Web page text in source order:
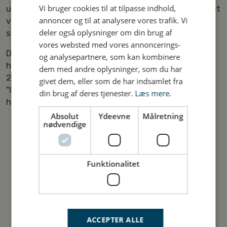
udpegningen af Lillebælt som Naturnationalpark. Det
vil ske ved konkret at vise og folkeliggøre et antal
særlige træk ved Lillebælt gennem fotokunst.
Den mobile udstilling kommer til at besøge 10-12
havnebyer i Lillebælt i løbet af sommeren 2027 og
2028. Følg med her på siden, hvis du vil vide hvornår
"Oppefra, nedefra, helt tæt på" kommer forbi en
havn nær dig.
Vi bruger cookies til at tilpasse indhold,
annoncer og til at analysere vores trafik. Vi
deler også oplysninger om din brug af
vores websted med vores annoncerings-
og analysepartnere, som kan kombinere
dem med andre oplysninger, som du har
givet dem, eller som de har indsamlet fra
din brug af deres tjenester. Læs mere.
Absolut
nødvendige
Ydeevne Målretning
Funktionalitet
ACCEPTER ALLE